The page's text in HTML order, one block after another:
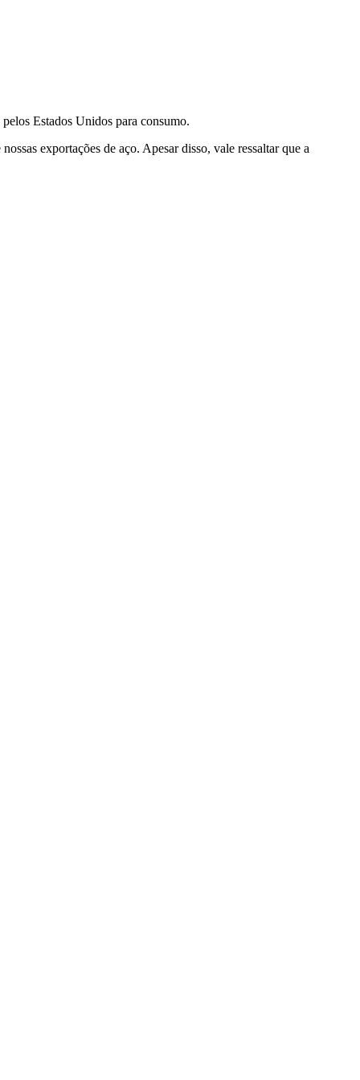
Estados Unidos para consumo.
exportações de aço. Apesar disso, vale ressaltar que a